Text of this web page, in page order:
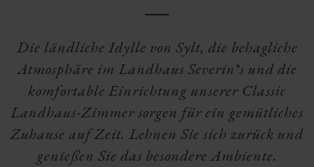
Die ländliche Idylle von Sylt, die behagliche
Atmosphäre im Landhaus Severin*s und die
komfortable Einrichtung unserer Classic
Landhaus-Zimmer sorgen für ein gemütliches
Zuhause auf Zeit. Lehnen Sie sich zurück und
genießen Sie das besondere Ambiente.